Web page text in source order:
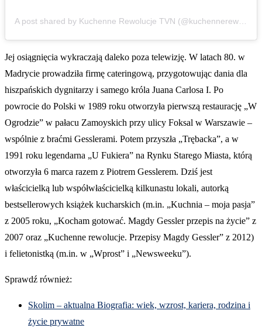
A post shared by Kuchenne Rewolucje TVN (@kuchennerewolucjetvn)
Jej osiągnięcia wykraczają daleko poza telewizję. W latach 80. w
Madrycie prowadziła firmę cateringową, przygotowując dania dla
hiszpańskich dygnitarzy i samego króla Juana Carlosa I. Po
powrocie do Polski w 1989 roku otworzyła pierwszą restaurację „W
Ogrodzie” w pałacu Zamoyskich przy ulicy Foksal w Warszawie –
wspólnie z braćmi Gesslerami. Potem przyszła „Trębacka”, a w
1991 roku legendarna „U Fukiera” na Rynku Starego Miasta, którą
otworzyła 6 marca razem z Piotrem Gesslerem. Dziś jest
właścicielką lub współwłaścicielką kilkunastu lokali, autorką
bestsellerowych książek kucharskich (m.in. „Kuchnia – moja pasja”
z 2005 roku, „Kocham gotować. Magdy Gessler przepis na życie” z
2007 oraz „Kuchenne rewolucje. Przepisy Magdy Gessler” z 2012)
i felietonistką (m.in. w „Wprost” i „Newsweeku”).
Sprawdź również:
Skolim – aktualna Biografia: wiek, wzrost, kariera, rodzina i
życie prywatne